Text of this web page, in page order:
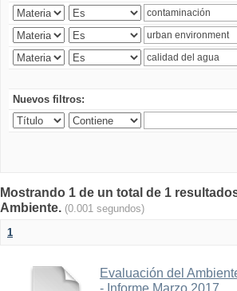
Nuevos filtros:
Mostrando 1 de un total de 1
Ambiente. (0.001 segundos)
1
Evaluación del
- Informe Marzo 2017